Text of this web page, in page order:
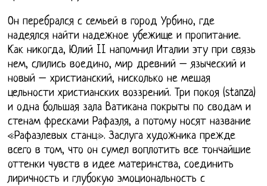
Он перебрался с семьей в город Урбино, где
надеялся найти надежное убежище и пропитание.
Как никогда, Юлий II напомнил Италии эту при связь
нем, слились воедино, мир древний – языческий и
новый – христианский, нисколько не мешая
цельности христианских воззрений. Три покоя (stanza)
и одна большая зала Ватикана покрыты по сводам и
стенам фресками Рафаэля, а потому носят название
«Рафаэлевых станц». Заслуга художника прежде
всего в том, что он сумел воплотить все тончайшие
оттенки чувств в идее материнства, соединить
лиричность и глубокую эмоциональность с